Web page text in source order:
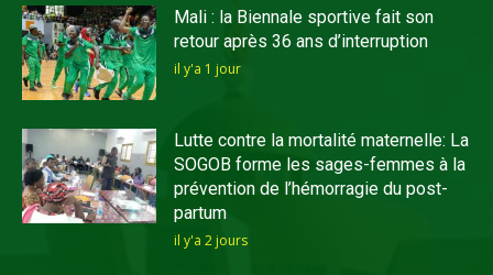
Mali : la Biennale sportive fait son
retour après 36 ans d’interruption
il y'a 1 jour
Lutte contre la mortalité maternelle: La
SOGOB forme les sages-femmes à la
prévention de l’hémorragie du post-
partum
il y'a 2 jours